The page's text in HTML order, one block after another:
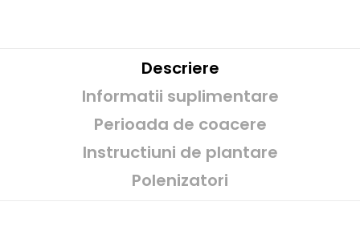
Descriere
Informatii suplimentare
Perioada de coacere
Instructiuni de plantare
Polenizatori